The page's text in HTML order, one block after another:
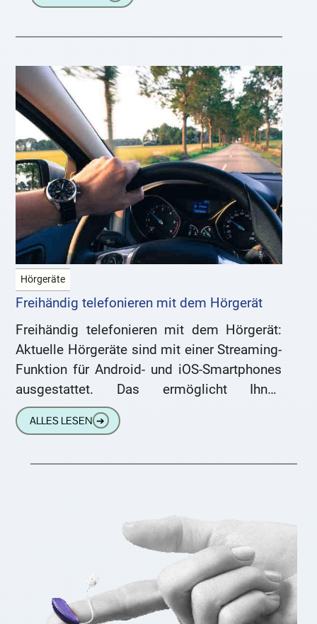
Hörgeräte
Freihändig telefonieren mit dem Hörgerät
Freihändig telefonieren mit dem Hörgerät:
Aktuelle Hörgeräte sind mit einer Streaming-
Funktion für Android- und iOS-Smartphones
ausgestattet. Das ermöglicht Ihnen
freihändiges Telefonieren, ohne Ihr Handy in
die Hand nehmen zu müssen.
ALLES LESEN ➔